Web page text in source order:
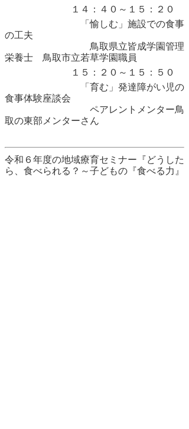
１４：４０～１５：２０
「愉しむ」施設での食事
の工夫
鳥取県立皆成学園管理
栄養士 鳥取市立若草学園職員
１５：２０～１５：５０
「育む」発達障がい児の
食事体験座談会
ペアレントメンター鳥
取の東部メンターさん
令和６年度の地域療育セミナー『どうした
ら、食べられる？～子どもの『食べる力』